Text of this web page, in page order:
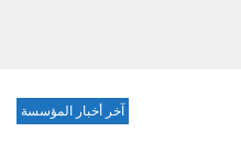
آخر أخبار المؤسسة